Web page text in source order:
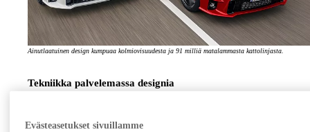
Ainutlaatuinen design kumpuaa kolmiovisuudesta ja 91 milliä matalammasta kattolinjasta.
Tekniikka palvelemassa designia
Evästeasetukset sivuillamme